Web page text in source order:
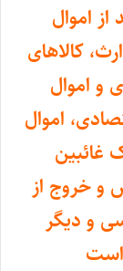
از اموال
کالاهای
و اموال
اموال
غائبین
و خروج از
اساسی و دیگر
است